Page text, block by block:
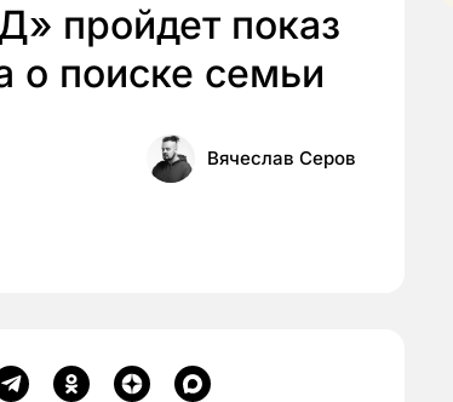
пройдет показ
о поиске семьи
Вячеслав Серов